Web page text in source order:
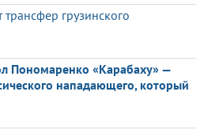
трансфер грузинского
Пономаренко «Карабаху» —
нападающего, который